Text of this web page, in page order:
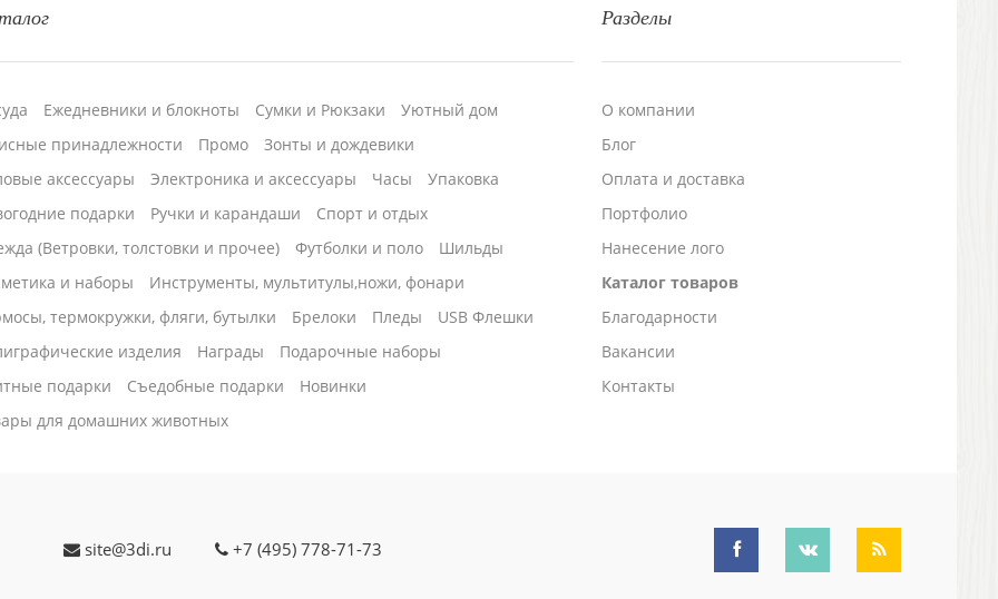
Разделы
О компании
Блог
Оплата и доставка
Портфолио
Нанесение лого
Каталог товаров
Благодарности
Вакансии
Контакты
Ежедневники и блокноты Сумки и Рюкзаки
Уютный дом
принадлежности
Промо
Зонты и дождевики
аксессуары
Электроника и аксессуары Часы
Упаковка
подарки
Ручки и карандаши
Спорт и отдых
(Ветровки, толстовки и прочее)
Футболки и поло
Шильды
и наборы
Инструменты, мультитулы,ножи, фонари
термокружки, фляги, бутылки
Брелоки Пледы
USB Флешки
изделия
Награды
Подарочные наборы
подарки
Cъедобные подарки
Новинки
для домашних животных
site@3di.ru +7 (495) 778-71-73